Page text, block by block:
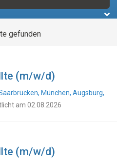
gefunden
(m/w/d)
München, Augsburg,
am 02.08.2026
(m/w/d)